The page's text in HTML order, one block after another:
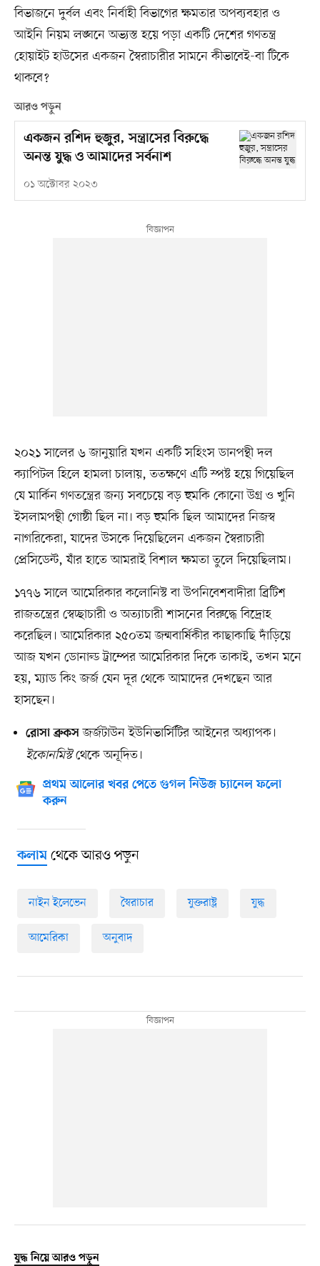
বিভাজনে দুর্বল এবং নির্বাহী বিভাগের ক্ষমতার অপব্যবহার ও
আইনি নিয়ম লঙ্ঘনে অভ্যস্ত হয়ে পড়া একটি দেশের গণতন্ত্র
হোয়াইট হাউসের একজন স্বৈরাচারীর সামনে কীভাবেই-বা টিকে
থাকবে?
আরও পড়ুন
একজন রশিদ হুজুর, সন্ত্রাসের বিরুদ্ধে
অনন্ত যুদ্ধ ও আমাদের সর্বনাশ
০১ অক্টোবর ২০২৩
২০২১ সালের ৬ জানুয়ারি যখন একটি সহিংস ডানপন্থী দল
ক্যাপিটল হিলে হামলা চালায়, ততক্ষণে এটি স্পষ্ট হয়ে গিয়েছিল
যে মার্কিন গণতন্ত্রের জন্য সবচেয়ে বড় হুমকি কোনো উগ্র ও খুনি
ইসলামপন্থী গোষ্ঠী ছিল না। বড় হুমকি ছিল আমাদের নিজস্ব
নাগরিকেরা, যাদের উসকে দিয়েছিলেন একজন স্বৈরাচারী
প্রেসিডেন্ট, যাঁর হাতে আমরাই বিশাল ক্ষমতা তুলে দিয়েছিলাম।
১৭৭৬ সালে আমেরিকার কলোনিস্ট বা উপনিবেশবাদীরা ব্রিটিশ
রাজতন্ত্রের স্বেচ্ছাচারী ও অত্যাচারী শাসনের বিরুদ্ধে বিদ্রোহ
করেছিল। আমেরিকার ২৫০তম জন্মবার্ষিকীর কাছাকাছি দাঁড়িয়ে
আজ যখন ডোনাল্ড ট্রাম্পের আমেরিকার দিকে তাকাই, তখন মনে
হয়, ম্যাড কিং জর্জ যেন দূর থেকে আমাদের দেখছেন আর
হাসছেন।
রোসা ব্রুকসজর্জটাউন ইউনিভার্সিটির আইনের অধ্যাপক।
ইকোনমিস্টথেকে অনূদিত।
প্রথম আলোর খবর পেতে গুগল নিউজ চ্যানেল ফলো
করুন
কলামথেকে আরও পড়ুন
নাইন ইলেভেন স্বৈরাচার যুক্তরাষ্ট্র যুদ্ধ
আমেরিকা অনুবাদ
যুদ্ধ নিয়ে আরও পড়ুন